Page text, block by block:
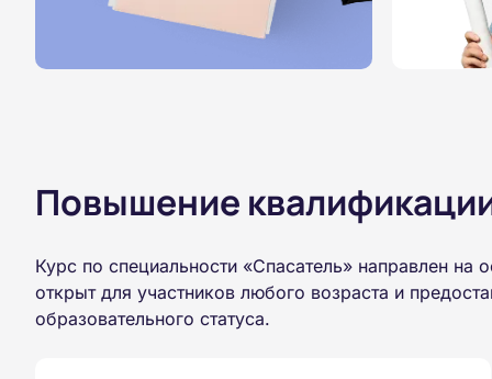
Повышение
Курс по специальности «Спасатель» направлен
открыт для участников любого возраста и
образовательного статуса.